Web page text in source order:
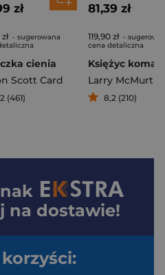
zł
- sugerowana
cienia
Scott Card
(461)
81,39 zł
119,90 zł -
cena detaliczna
Larry McMurtry
8,2 (210)
na dostawie!